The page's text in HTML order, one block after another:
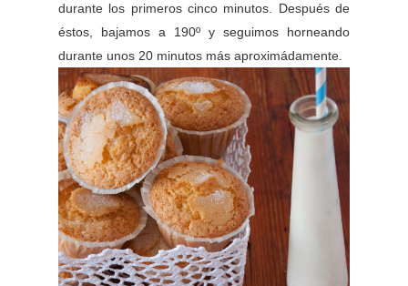
durante los primeros cinco minutos. Después de
éstos, bajamos a 190º y seguimos horneando
durante unos 20 minutos más aproximádamente.